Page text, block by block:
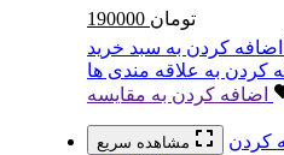
190000 تومان
اضافه کردن به سبد خرید
کردن به علاقه مندی ها
اضافه کردن به مقایسه
مشاهده سریع
کردن